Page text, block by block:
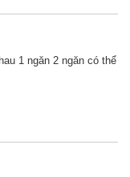
1 ngăn 2 ngăn có thể